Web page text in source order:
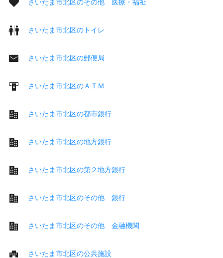
さいたま市北区のその他 医療・福祉
さいたま市北区のトイレ
さいたま市北区の郵便局
さいたま市北区のＡＴＭ
さいたま市北区の都市銀行
さいたま市北区の地方銀行
さいたま市北区の第２地方銀行
さいたま市北区のその他 銀行
さいたま市北区のその他 金融機関
さいたま市北区の公共施設